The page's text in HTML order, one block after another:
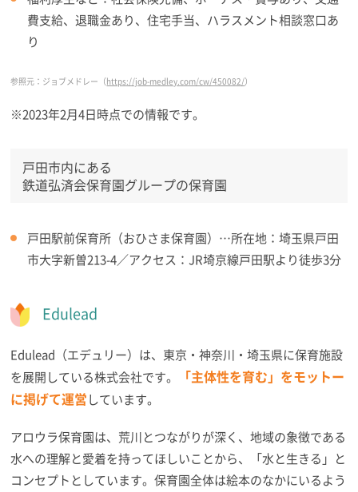
費支給、退職金あり、住宅手当、ハラスメント相談窓口あ
り
参照元：ジョブメドレー（https://job-medley.com/cw/450082/）
※2023年2月4日時点での情報です。
戸田市内にある
鉄道弘済会保育園グループの保育園
戸田駅前保育所（おひさま保育園）…所在地：埼玉県戸田
市大字新曽213-4／アクセス：JR埼京線戸田駅より徒歩3分
Edulead
Edulead（エデュリー）は、東京・神奈川・埼玉県に保育施設
を展開している株式会社です。
「主体性を育む」をモットー
に掲げて運営しています。
アロウラ保育園は、荒川とつながりが深く、地域の象徴である
水への理解と愛着を持ってほしいことから、「水と生きる」と
コンセプトとしています。保育園全体は絵本のなかにいるよう